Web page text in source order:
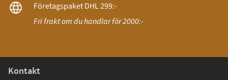
Företagspaket DHL 299:-
Fri frakt om du handlar för 2000:-
Kontakt